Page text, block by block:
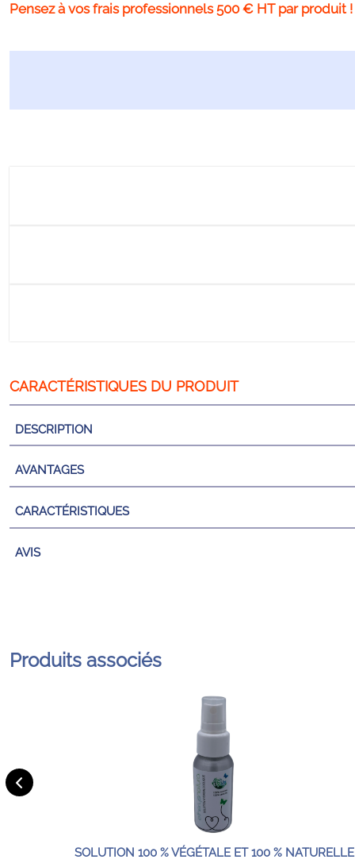
Pensez à vos frais professionnels 500 € HT par produit !
DESCRIPTION
AVANTAGES
CARACTÉRISTIQUES
AVIS
Produits associés
SOLUTION 100 % VÉGÉTALE ET 100 % NATURELLE